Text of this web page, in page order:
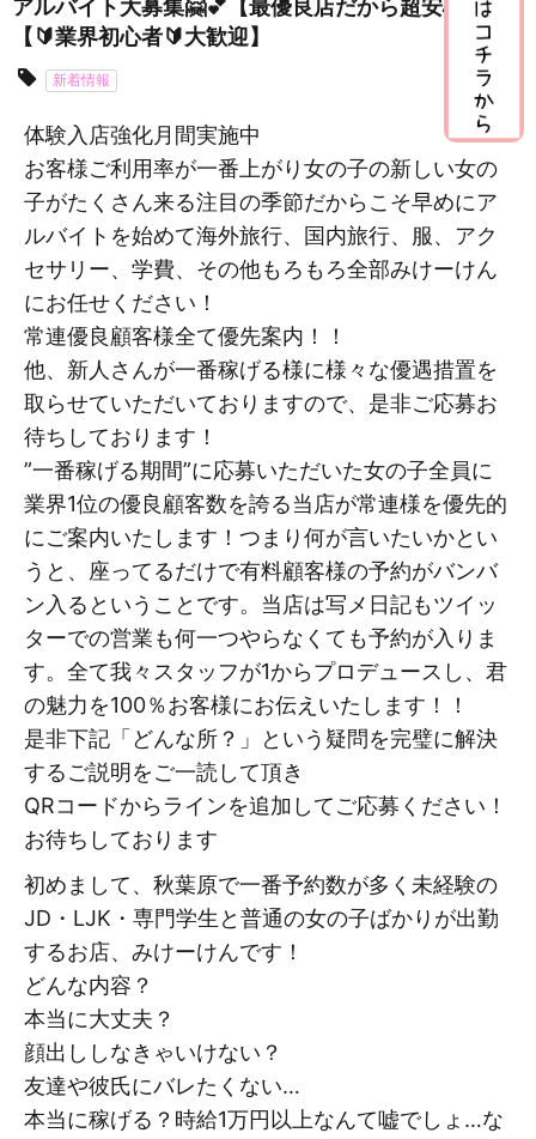
アルバイト大募集🤗💕【最優良店だから超安心🎶】
【🔰業界初心者🔰大歓迎】
新着情報
体験入店強化月間実施中
お客様ご利用率が一番上がり女の子の新しい女の
子がたくさん来る注目の季節だからこそ早めにア
ルバイトを始めて海外旅行、国内旅行、服、アク
セサリー、学費、その他もろもろ全部みけーけん
にお任せください！
常連優良顧客様全て優先案内！！
他、新人さんが一番稼げる様に様々な優遇措置を
取らせていただいておりますので、是非ご応募お
待ちしております！
”一番稼げる期間”に応募いただいた女の子全員に
業界1位の優良顧客数を誇る当店が常連様を優先的
にご案内いたします！つまり何が言いたいかとい
うと、座ってるだけで有料顧客様の予約がバンバ
ン入るということです。当店は写メ日記もツイッ
ターでの営業も何一つやらなくても予約が入りま
す。全て我々スタッフが1からプロデュースし、君
の魅力を100％お客様にお伝えいたします！！
是非下記「どんな所？」という疑問を完璧に解決
するご説明をご一読して頂き
QRコードからラインを追加してご応募ください！
お待ちしております
初めまして、秋葉原で一番予約数が多く未経験の
JD・LJK・専門学生と普通の女の子ばかりが出勤
するお店、みけーけんです！
どんな内容？
本当に大丈夫？
顔出ししなきゃいけない？
友達や彼氏にバレたくない…
本当に稼げる？時給1万円以上なんて嘘でしょ…な